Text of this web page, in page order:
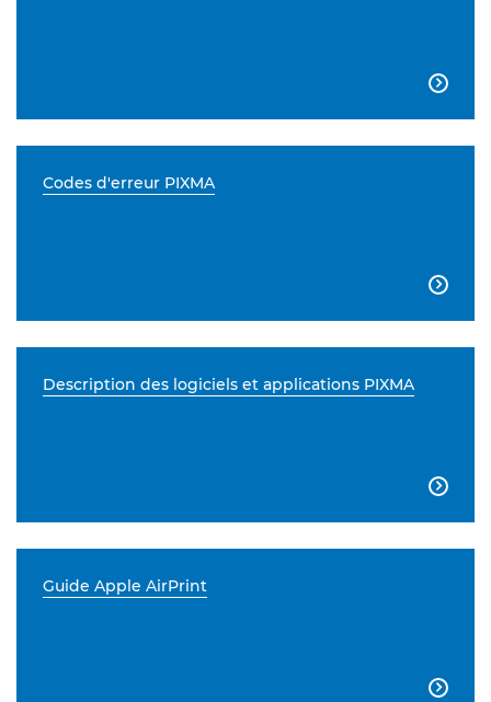

Codes d'erreur PIXMA

Description des logiciels et applications PIXMA

Guide Apple AirPrint
